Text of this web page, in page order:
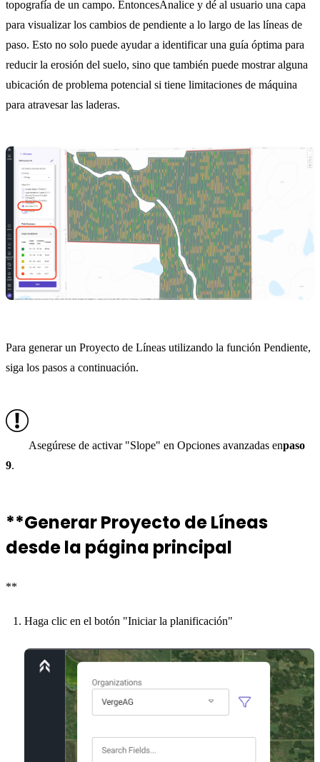
topografía de un campo. EntoncesAnalice y dé al usuario una capa
para visualizar los cambios de pendiente a lo largo de las líneas de
paso. Esto no solo puede ayudar a identificar una guía óptima para
reducir la erosión del suelo, sino que también puede mostrar alguna
ubicación de problema potencial si tiene limitaciones de máquina
para atravesar las laderas.
Para generar un Proyecto de Líneas utilizando la función Pendiente,
siga los pasos a continuación.
Asegúrese de activar "Slope" en Opciones avanzadas enpaso
9.
**Generar Proyecto de Líneas
desde la página principal
**
Haga clic en el botón "Iniciar la planificación"